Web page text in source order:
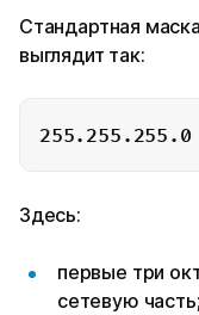
Стандартная
выглядит так:
Здесь:
первые три
сетевую часть;